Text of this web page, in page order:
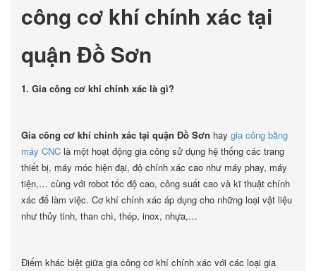
công cơ khí chính xác tại
quận Đồ Sơn
1. Gia công cơ khí chính xác là gì?
Gia công cơ khí chính xác tại quận Đồ Sơn hay gia công bằng
máy CNC là một hoạt động gia công sử dụng hệ thống các trang
thiết bị, máy móc hiện đại, độ chính xác cao như máy phay, máy
tiện,… cùng với robot tốc độ cao, công suất cao và kĩ thuật chính
xác để làm việc. Cơ khí chính xác áp dụng cho những loại vật liệu
như thủy tinh, than chì, thép, inox, nhựa,…
Điểm khác biệt giữa gia công cơ khí chính xác với các loại gia